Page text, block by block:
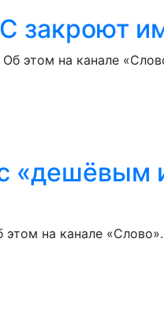
закроют
этом на канале
«дешёвым
на канале